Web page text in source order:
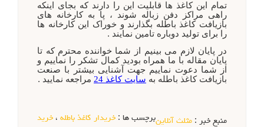
تمام این کاغذ ها قابلیت این را دارند که بجای اینکه
راهی مراکز دفن زباله شوند ، پا به کارخانه های
بازیافت کاغذ باطله بگذارند و خوراک این کارخانه ها
را برای تولید دوباره تامین نمایند .
در پایان لازم می بینیم از شما خواننده محترم که تا
پایان مقاله با ما همراه بودید کمال تشکر را نماییم و
از شما دعوت نماییم جهت
آشنایی بیشتر با صنعت
بازیافت کاغذ باطله به سایت کاغذ 24 مراجعه نمایید .
منبع خبر : مثلث آنلاینبرچسب ها :خریدار کاغذ باطله، خرید